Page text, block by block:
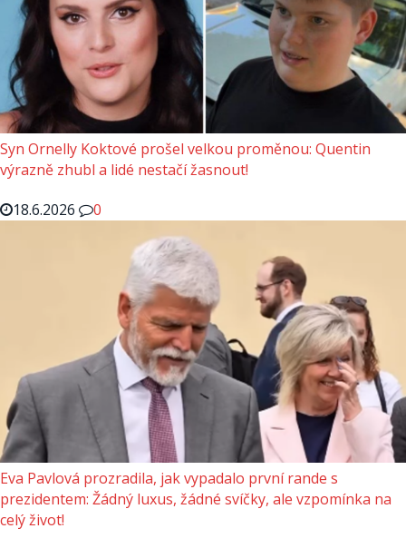
Syn Ornelly Koktové prošel velkou proměnou: Quentin
výrazně zhubl a lidé nestačí žasnout!
18.6.2026
0
Eva Pavlová prozradila, jak vypadalo první rande s
prezidentem: Žádný luxus, žádné svíčky, ale vzpomínka na
celý život!